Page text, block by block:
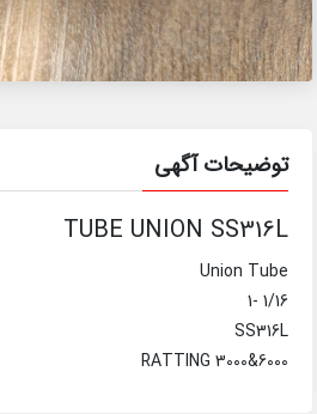
توضیحات آگهی
TUBE UNION SS316L
Union Tube
1/16 -1
SS316L
RATTING 3000&6000